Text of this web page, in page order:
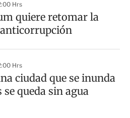
Hrs
quiere retomar la
Hrs
ciudad que se inunda
queda sin agua